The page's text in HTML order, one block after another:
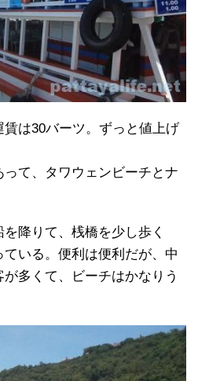
は30バーツ。ずっと値上げ
て、タワウェンビーチとナ
降りて、桟橋を少し歩く
いる。便利は便利だが、中
多くて、ビーチはかなりう